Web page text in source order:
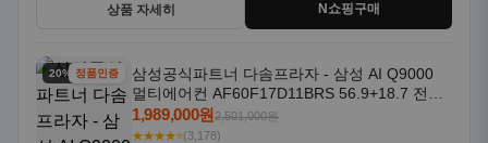
상품 자세히 N쇼핑구매
20% 할인정품인증
삼성공식파트너 다솜프라자 - 삼성 AI Q9000
멀티에어컨 AF60F17D11BRS 56.9+18.7 전국
기본설치포함
1,989,000원2,501,000원
★★★★⭐(3,178)